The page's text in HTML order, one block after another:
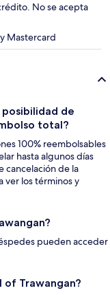
No se acepta
Mastercard
de
total?
100% reembolsables
hasta algunos días
cancelación de la
ver los términos y
pueden acceder
of Trawangan?